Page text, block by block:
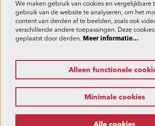
Aanmelden
Deze site wordt beschermd door reCAPTCHA, dataverwerking gebeurt in overeenstemming
We maken gebruik van cookies en vergelijkbare
gebruik van de website te analyseren, om het
content van derden af te beelden, zoals ook
verschillende andere toepassingen. Deze
geplaatst door derden. Meer informatie…
Alleen functionele
Minimale cookies
Alle cookies